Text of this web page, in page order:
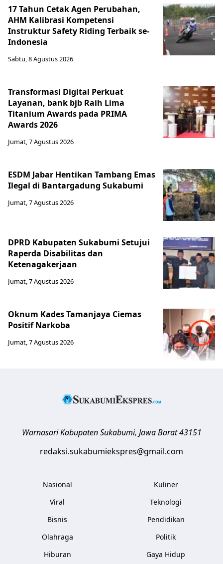
17 Tahun Cetak Agen Perubahan,
AHM Kalibrasi Kompetensi
Instruktur Safety Riding Terbaik se-
Indonesia
Sabtu, 8 Agustus 2026
Transformasi Digital Perkuat
Layanan, bank bjb Raih Lima
Titanium Awards pada PRIMA
Awards 2026
Jumat, 7 Agustus 2026
ESDM Jabar Hentikan Tambang Emas
Ilegal di Bantargadung Sukabumi
Jumat, 7 Agustus 2026
DPRD Kabupaten Sukabumi Setujui
Raperda Disabilitas dan
Ketenagakerjaan
Jumat, 7 Agustus 2026
Oknum Kades Tamanjaya Ciemas
Positif Narkoba
Jumat, 7 Agustus 2026
Warnasari Kabupaten Sukabumi, Jawa Barat 43151
redaksi.sukabumiekspres@gmail.com
Nasional
Viral
Bisnis
Olahraga
Hiburan
Kuliner
Teknologi
Pendidikan
Politik
Gaya Hidup